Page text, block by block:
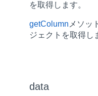
を取得します。
getColumn メソッ
ジェクトを取得し
data